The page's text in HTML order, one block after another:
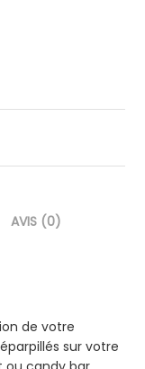
AVIS (0)
de votre
sur votre